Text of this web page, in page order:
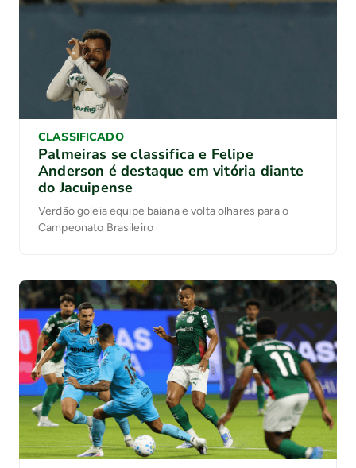
CLASSIFICADO
Palmeiras se classifica e Felipe
Anderson é destaque em vitória diante
do Jacuipense
Verdão goleia equipe baiana e volta olhares para o
Campeonato Brasileiro